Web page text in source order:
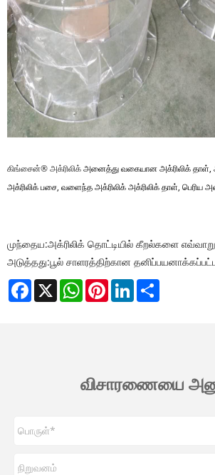
கிங்சைன்® அக்ரிலிக்அனைத்து வகையான அக்ரிலிக் தாள்,
அக்ரிலிக் பசை, வளைந்த அக்ரிலிக் அக்ரிலிக் தாள், பெரிய
முந்தைய:அக்ரிலிக் தொட்டியில் கீறல்களை எவ்வாறு
அடுத்தது:பூல் சாளரத்திற்கான
Facebook
X WhatsAppPinterestLinkedIn
விசாரணையை